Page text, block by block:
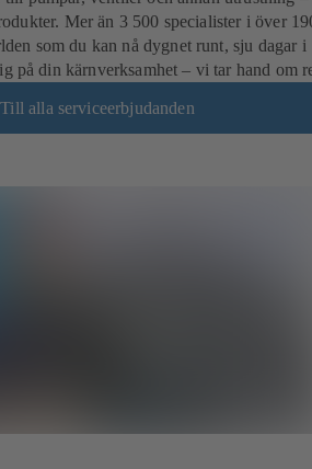
Mer än 3 500 specialister i över
som du kan nå dygnet runt, sju dagar i
på din kärnverksamhet – vi tar hand om
Till alla serviceerbjudanden